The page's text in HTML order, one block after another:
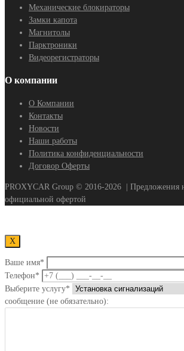
Механические блокираторы
Замки капота
Магнитолы
Парктроники
Видеорегистраторы
О компании
О Компании
Контакты
Новости
Наши работы
Политика конфиденциальности
Договор Оферты
PROXYCAR Group © 2016-2026
| Предложения
официальной офертой
Х
Ваше имя*
Телефон*
Выберите услугу*
сообщение (не обязательно):